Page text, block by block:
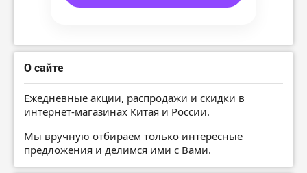
О сайте
Ежедневные акции, распродажи и скидки в
интернет-магазинах Китая и России.
Мы вручную отбираем только интересные
предложения и делимся ими с Вами.